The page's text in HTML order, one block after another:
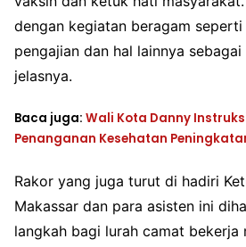
dengan kegiatan beragam
pengajian dan hal lainnya
jelasnya.
Baca juga: Wali Kota Danny
Penanganan Kesehatan
Rakor yang juga turut di hadiri
Makassar dan para asisten ini
langkah bagi lurah camat bekerja